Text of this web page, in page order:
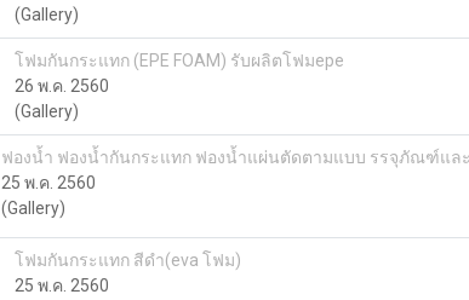
(Gallery)
โฟมกันกระแทก (EPE FOAM) รับผลิตโฟมepe
26 พ.ค. 2560
(Gallery)
ฟองน้ำ ฟองน้ำกันกระแทก ฟองน้ำแผ่นตัดตามแบบ รรจุภัณฑ์แล
25 พ.ค. 2560
(Gallery)
โฟมกันกระแทก สีดำ(eva โฟม)
25 พ.ค. 2560